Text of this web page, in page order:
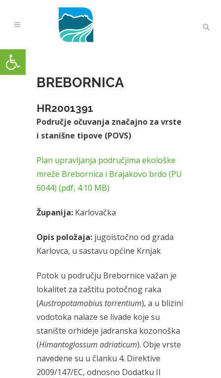
Open toolbar
BREBORNICA
HR2001391
Područje očuvanja značajno za vrste
i stanišne tipove (POVS)
Plan upravljanja područjima ekološke
mreže Brebornica i Brajakovo brdo (PU
6044) (pdf, 4.10 MB)
Županija: Karlovačka
Opis položaja: jugoistočno od grada
Karlovca, u sastavu općine Krnjak
Potok u području Brebornice važan je
lokalitet za zaštitu potočnog raka
(Austropotamobius torrentium), a u blizini
vodotoka nalaze se livade koje su
stanište orhideje jadranska kozonoška
(Himantoglossum adriaticum). Obje vrste
navedene su u članku 4. Direktive
2009/147/EC, odnosno Dodatku II